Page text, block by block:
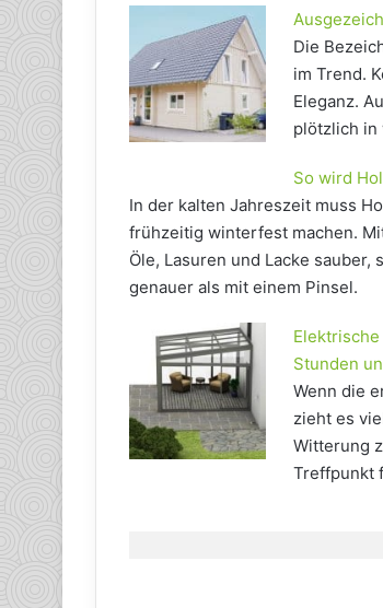
Die
im Trend.
Eleganz.
plötzlich in
So wird
In der kalten Jahreszeit muss
frühzeitig winterfest machen.
Öle, Lasuren und Lacke
genauer als mit einem Pinsel.
Stunden
Wenn die
zieht es
Witterung
Treffpunkt